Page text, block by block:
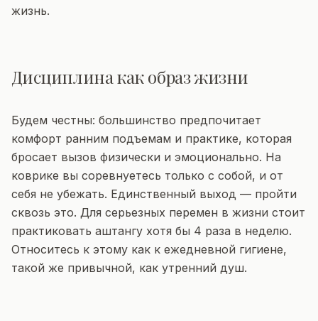
жизнь.
Дисциплина как образ жизни
Будем честны: большинство предпочитает
комфорт ранним подъемам и практике, которая
бросает вызов физически и эмоционально. На
коврике вы соревнуетесь только с собой, и от
себя не убежать. Единственный выход — пройти
сквозь это. Для серьезных перемен в жизни стоит
практиковать аштангу хотя бы 4 раза в неделю.
Относитесь к этому как к ежедневной гигиене,
такой же привычной, как утренний душ.